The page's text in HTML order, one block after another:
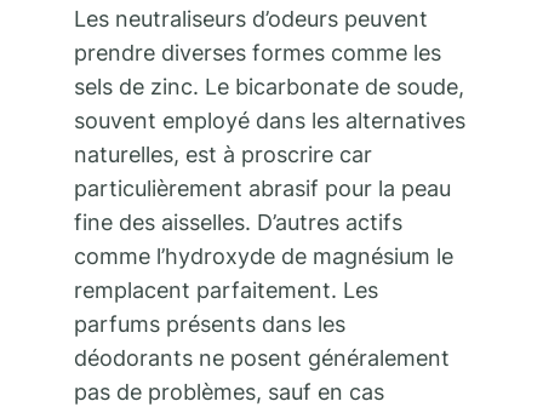
Les neutraliseurs d’odeurs peuvent
prendre diverses formes comme les
sels de zinc. Le bicarbonate de soude,
souvent employé dans les alternatives
naturelles, est à proscrire car
particulièrement abrasif pour la peau
fine des aisselles. D’autres actifs
comme l’hydroxyde de magnésium le
remplacent parfaitement. Les
parfums présents dans les
déodorants ne posent généralement
pas de problèmes, sauf en cas